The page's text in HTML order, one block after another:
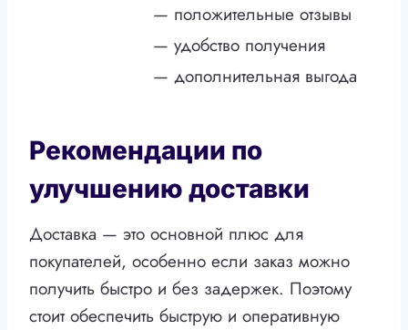
— положительные отзывы
— удобство получения
— дополнительная выгода
Рекомендации по
улучшению доставки
Доставка — это основной плюс для
покупателей, особенно если заказ можно
получить быстро и без задержек. Поэтому
стоит обеспечить быструю и оперативную